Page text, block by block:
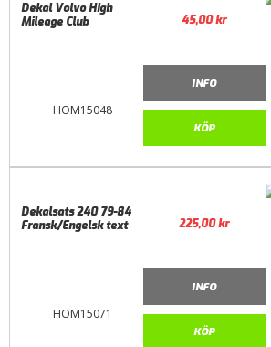
HOM15048
Dekal Volvo High
Mileage Club
45,00kr
INFO
KÖP
HOM15071
Dekalsats 240 79-84
Fransk/Engelsk text
225,00kr
INFO
KÖP